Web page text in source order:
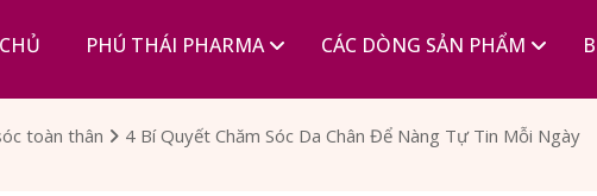
PHÚ THÁI PHARMA CÁC DÒNG SẢN PHẨM
toàn thân 4 Bí Quyết Chăm Sóc Da Chân Để Nàng Tự Tin Mỗi Ngày